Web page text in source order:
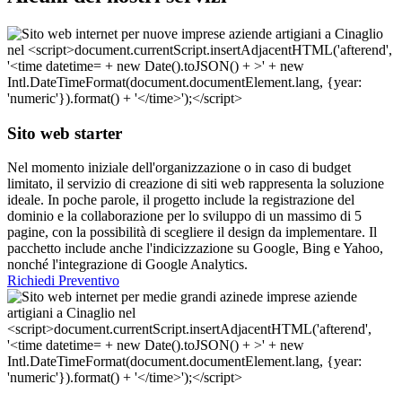
Sito web starter
Nel momento iniziale dell'organizzazione o in caso di budget
limitato, il servizio di creazione di siti web rappresenta la soluzione
ideale. In poche parole, il progetto include la registrazione del
dominio e la collaborazione per lo sviluppo di un massimo di 5
pagine, con la possibilità di scegliere il design da implementare. Il
pacchetto include anche l'indicizzazione su Google, Bing e Yahoo,
nonché l'integrazione di Google Analytics.
Richiedi Preventivo